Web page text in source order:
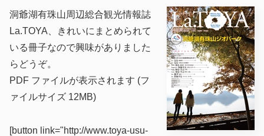
洞爺湖有珠山周辺総合観光情報誌
La.TOYA、きれいにまとめられて
いる冊子なので興味がありました
らどうぞ。
PDF ファイルが表示されます (フ
ァイルサイズ 12MB)
[button link="http://www.toya-usu-